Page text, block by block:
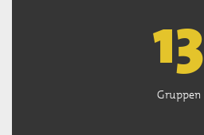
13
Gruppen